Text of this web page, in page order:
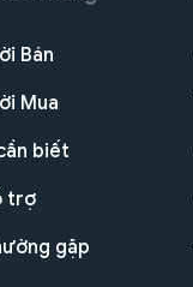
Bán
Mua
biết
trợ
gặp